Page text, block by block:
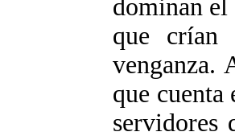
dominan el
que
venganza.
que
servidores